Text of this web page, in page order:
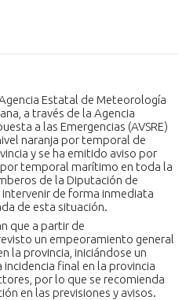
Estatal de Meteorología
a través de la Agencia
a las Emergencias (AVSRE)
naranja por temporal de
y se ha emitido aviso por
temporal marítimo en toda la
de la Diputación de
de forma inmediata
de esta situación.
que a partir de
un empeoramiento general
la provincia, iniciándose un
final en la provincia
por lo que se recomienda
en las previsiones y avisos.